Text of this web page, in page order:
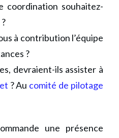
coordination souhaitez-
à contribution l’équipe
?
devraient-ils assister à
? Au comité de pilotage
une présence